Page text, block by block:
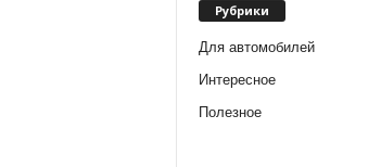
Рубрики
Для автомобилей
Интересное
Полезное